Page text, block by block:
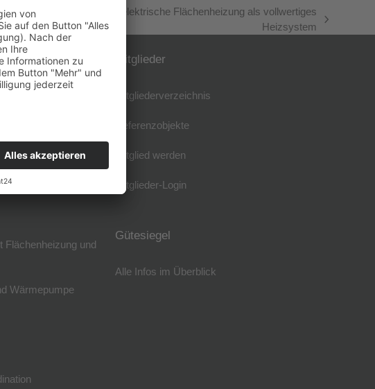
BVF-Information: Die elektrische Flächenheizung als vollwertiges
Heizsystem
-kühlung
Flächenheizung und
Wärmepumpe
Mitglieder
Mitgliederverzeichnis
Referenzobjekte
Mitglied werden
Mitglieder-Login
Gütesiegel
Alle Infos im Überblick